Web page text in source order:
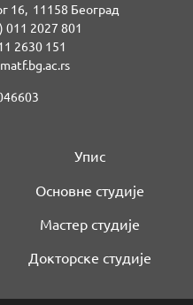
16, 11158 Београд
011 2027 801
2630 151
Упис
Основне студије
Мастер студије
Докторске студије